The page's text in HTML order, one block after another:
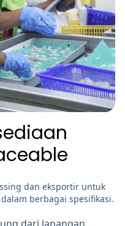
dan eksportir untuk
berbagai spesifikasi.